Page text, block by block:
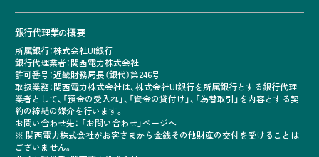
銀行代理業の概要
所属銀行：株式会社UI銀行
銀行代理業者：関西電力株式会社
許可番号：近畿財務局長（銀代）第246号
取扱業務：関西電力株式会社は、株式会社UI銀行を所属銀行とする銀行代理
業者として、「預金の受入れ」、「資金の貸付け」、「為替取引」を内容とする契
約の締結の媒介を行います。
お問い合わせ先： 「お問い合わせ」ページへ
※ 関西電力株式会社がお客さまから金銭その他財産の交付を受けることは
ございません。